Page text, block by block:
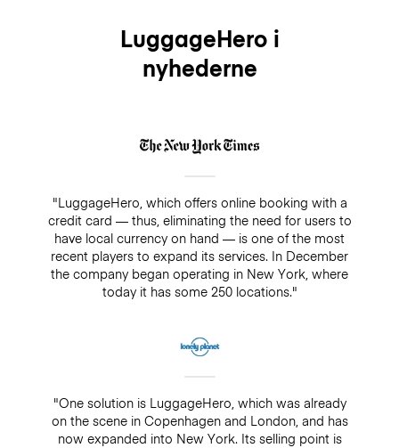
LuggageHero i
nyhederne
"LuggageHero, which offers online booking with a
credit card — thus, eliminating the need for users to
have local currency on hand — is one of the most
recent players to expand its services. In December
the company began operating in New York, where
today it has some 250 locations."
"One solution is LuggageHero, which was already
on the scene in Copenhagen and London, and has
now expanded into New York. Its selling point is